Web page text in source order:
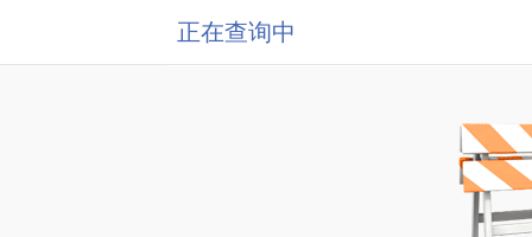
正在查询中